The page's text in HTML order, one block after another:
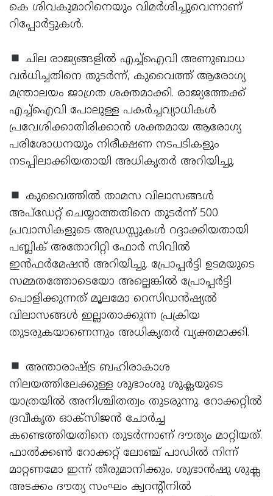
കെ ശിവകുമാറിനെയും വിമര്‍ശിച്ചുവെന്നാണ്
റിപ്പോര്‍ട്ടുകള്‍.
ചില രാജ്യങ്ങളില്‍ എച്ച്‌ഐവി അണുബാധ
വര്‍ധിച്ചതിനെ തുടര്‍ന്ന്, കുവൈത്ത് ആരോഗ്യ
മന്ത്രാലയം ജാഗ്രത ശക്തമാക്കി. രാജ്യത്തേക്ക്
എച്ച്‌ഐവി പോലുള്ള പകര്‍ച്ചവ്യാധികള്‍
പ്രവേശിക്കാതിരിക്കാന്‍ ശക്തമായ ആരോഗ്യ
പരിശോധനയും നിരീക്ഷണ നടപടികളും
നടപ്പിലാക്കിയതായി അധികൃതര്‍ അറിയിച്ചു.
കുവൈത്തില്‍ താമസ വിലാസങ്ങള്‍
അപ്ഡേറ്റ് ചെയ്യാത്തതിനെ തുടര്‍ന്ന് 500
പ്രവാസികളുടെ അഡ്രസ്സുകള്‍ റദ്ദാക്കിയതായി
പബ്ലിക് അതോറിറ്റി ഫോര്‍ സിവില്‍
ഇന്‍ഫര്‍മേഷന്‍ അറിയിച്ചു. പ്രോപ്പര്‍ട്ടി ഉടമയുടെ
സമ്മതത്തോടെയോ അല്ലെങ്കില്‍ പ്രോപ്പര്‍ട്ടി
പൊളിക്കുന്നത് മൂലമോ റെസിഡന്‍ഷ്യല്‍
വിലാസങ്ങള്‍ ഇല്ലാതാക്കുന്ന പ്രക്രിയ
തുടരുകയാണെന്നും അധികൃതര്‍ വ്യക്തമാക്കി.
അന്താരാഷ്ട്ര ബഹിരാകാശ
നിലയത്തിലേക്കുള്ള ശുഭാംശു ശുക്ലയുടെ
യാത്രയില്‍ അനിശ്ചിതത്വം തുടരുന്നു. റോക്കറ്റില്‍
ദ്രവീകൃത ഓക്സിജന്‍ ചോര്‍ച്ച
കണ്ടെത്തിയതിനെ തുടര്‍ന്നാണ് ദൗത്യം മാറ്റിയത്.
ഫാല്‍ക്കണ്‍ റോക്കറ്റ് ലോഞ്ച് പാഡില്‍ നിന്ന്
മാറ്റണമോ ഇന്ന് തീരുമാനിക്കും. ശുഭാന്‍ഷു ശുക്ല
അടക്കം ദൗത്യ സംഘം ക്വറന്റീനില്‍